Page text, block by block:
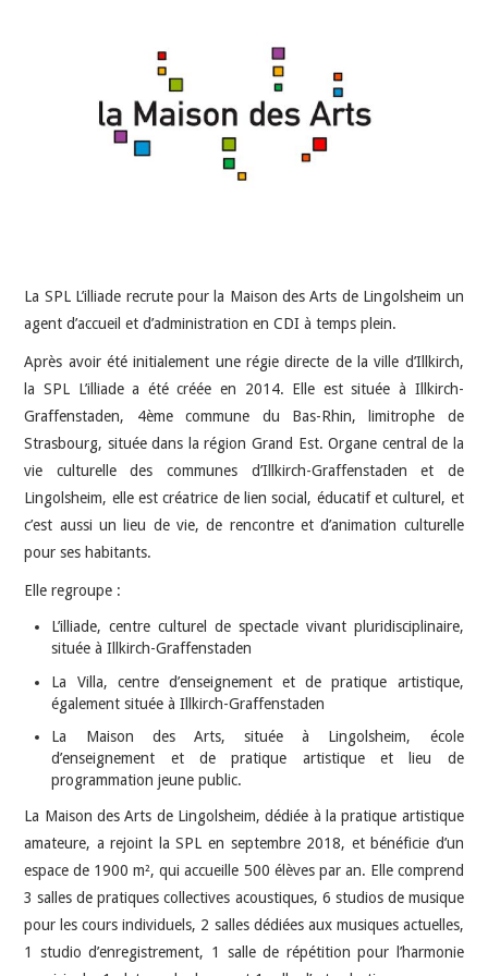
La SPL L’illiade recrute pour la Maison des Arts de Lingolsheim un
agent d’accueil et d’administration en CDI à temps plein.
Après avoir été initialement une régie directe de la ville d’Illkirch,
la SPL L’illiade a été créée en 2014. Elle est située à Illkirch-
Graffenstaden, 4ème commune du Bas-Rhin, limitrophe de
Strasbourg, située dans la région Grand Est. Organe central de la
vie culturelle des communes d’Illkirch-Graffenstaden et de
Lingolsheim, elle est créatrice de lien social, éducatif et culturel, et
c’est aussi un lieu de vie, de rencontre et d’animation culturelle
pour ses habitants.
Elle regroupe :
L’illiade, centre culturel de spectacle vivant pluridisciplinaire,
située à Illkirch-Graffenstaden
La Villa, centre d’enseignement et de pratique artistique,
également située à Illkirch-Graffenstaden
La Maison des Arts, située à Lingolsheim, école
d’enseignement et de pratique artistique et lieu de
programmation jeune public.
La Maison des Arts de Lingolsheim, dédiée à la pratique artistique
amateure, a rejoint la SPL en septembre 2018, et bénéficie d’un
espace de 1900 m², qui accueille 500 élèves par an. Elle comprend
3 salles de pratiques collectives acoustiques, 6 studios de musique
pour les cours individuels, 2 salles dédiées aux musiques actuelles,
1 studio d’enregistrement, 1 salle de répétition pour l’harmonie